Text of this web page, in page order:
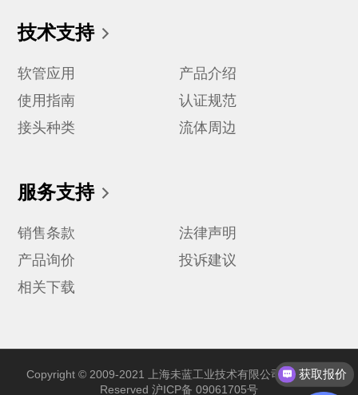
技术支持
软管应用
产品介绍
使用指南
认证规范
接头种类
流体周边
服务支持
销售条款
法律声明
产品询价
投诉建议
相关下载
Copyright © 2009-2021 上海未蓝工业技术有限公司 All Rights
Reserved 沪ICP备 09061705号
获取报价